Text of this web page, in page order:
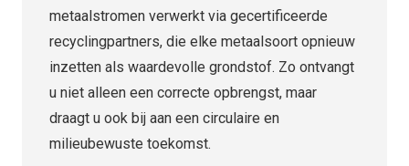
metaalstromen verwerkt via gecertificeerde
recyclingpartners, die elke metaalsoort opnieuw
inzetten als waardevolle grondstof. Zo ontvangt
u niet alleen een correcte opbrengst, maar
draagt u ook bij aan een circulaire en
milieubewuste toekomst.